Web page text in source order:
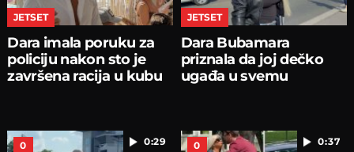
JETSET
Dara imala poruku za
policiju nakon sto je
završena racija u kubu
JETSET
Dara Bubamara
priznala da joj dečko
ugađa u svemu
0:29
0 0:37
0